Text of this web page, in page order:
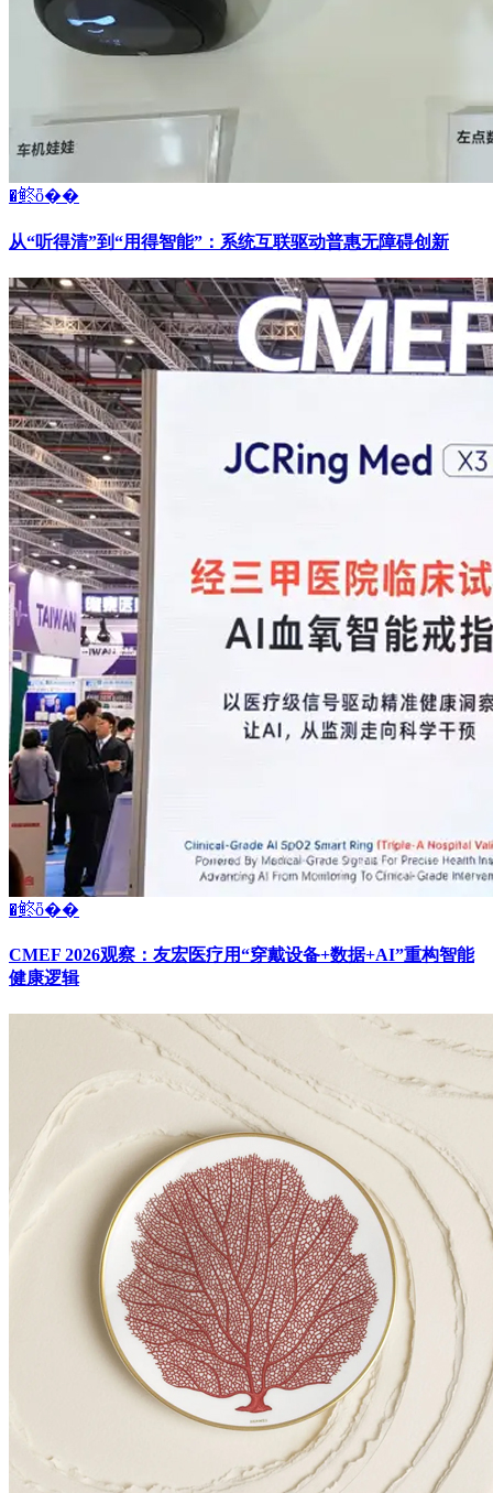
�鿴ȫ��
从“听得清”到“用得智能”：系统互联驱动普惠无障碍创新
�鿴ȫ��
CMEF 2026观察：友宏医疗用“穿戴设备+数据+AI”重构智能
健康逻辑